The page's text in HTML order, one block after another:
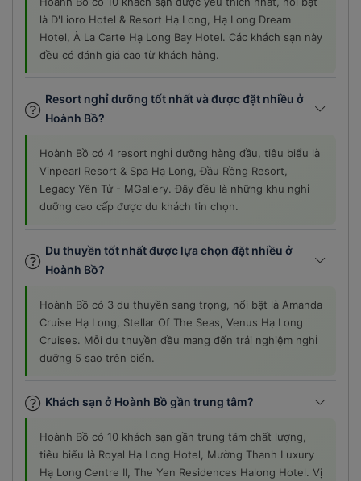
là D'Lioro Hotel & Resort Hạ Long, Hạ Long Dream
Hotel, À La Carte Hạ Long Bay Hotel. Các khách sạn này
đều có đánh giá cao từ khách hàng.
Resort nghỉ dưỡng tốt nhất và được đặt nhiều ở
Hoành Bồ?
Hoành Bồ có 4 resort nghỉ dưỡng hàng đầu, tiêu biểu là
Vinpearl Resort & Spa Hạ Long, Đầu Rồng Resort,
Legacy Yên Tử - MGallery. Đây đều là những khu nghỉ
dưỡng cao cấp được du khách tin chọn.
Du thuyền tốt nhất được lựa chọn đặt nhiều ở
Hoành Bồ?
Hoành Bồ có 3 du thuyền sang trọng, nổi bật là Amanda
Cruise Hạ Long, Stellar Of The Seas, Venus Hạ Long
Cruises. Mỗi du thuyền đều mang đến trải nghiệm nghỉ
dưỡng 5 sao trên biển.
Khách sạn ở Hoành Bồ gần trung tâm?
Hoành Bồ có 10 khách sạn gần trung tâm chất lượng,
tiêu biểu là Royal Hạ Long Hotel, Mường Thanh Luxury
Hạ Long Centre II, The Yen Residences Halong Hotel. Vị